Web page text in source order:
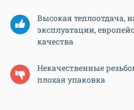
Высокая теплоотдача,
эксплуатации,
качества
Некачественные
плохая упаковка